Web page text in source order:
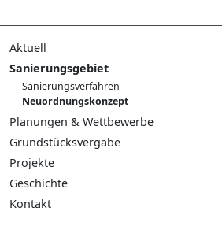
Aktuell
Pressemeldungen
Publikationen
Führungen
Sanierungsgebiet
Sanierungsverfahren
Neuordnungskonzept
Planungen & Wettbewerbe
Verkehrsneuordnung
Planungswerkstatt Potsdamer Mitte
Integriertes Leitbautenkonzept
Planungswerkstatt Lustgarten
Wettbewerb Langer Stall
Grundstücksvergabe
Bieterwettbewerb Havelufer
Auswahlverfahren Block III
Vergabeverfahren Block IV
Kultur- und Kreativwirtschaft
Projekte
Landtagsneubau
Verkehr Potsdamer Mitte
Quartier Neuer Markt/Plantage
Geschichte
Überblick zur Geschichte
Kontakt